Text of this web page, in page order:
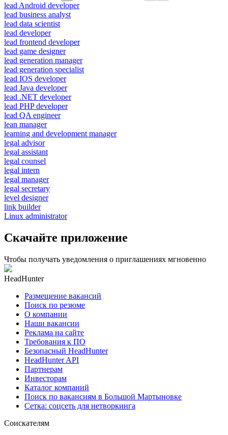
lead Android developer
lead business analyst
lead data scientist
lead developer
lead frontend developer
lead game designer
lead generation manager
lead generation specialist
lead IOS developer
lead Java developer
lead .NET developer
lead PHP developer
lead QA engineer
lean manager
learning and development manager
legal advisor
legal assistant
legal counsel
legal intern
legal manager
legal secretary
level designer
link builder
Linux administrator
Скачайте приложение
Чтобы получать уведомления о приглашениях мгновенно
HeadHunter
Размещение вакансий
Поиск по резюме
О компании
Наши вакансии
Реклама на сайте
Требования к ПО
Безопасный HeadHunter
HeadHunter API
Партнерам
Инвесторам
Каталог компаний
Поиск по вакансиям в Большой Мартыновке
Сетка: соцсеть для нетворкинга
Соискателям